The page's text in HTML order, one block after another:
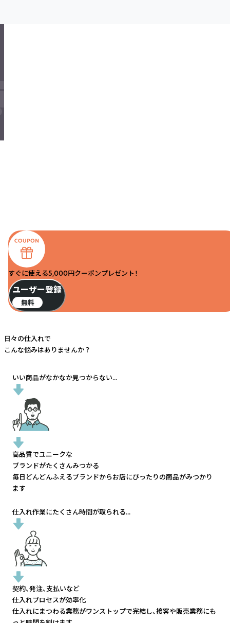
すぐに使える5,000円クーポンプレゼント！
ユーザー登録
無料
日々の仕入れで
こんな悩みはありませんか？
いい商品がなかなか見つからない...
高品質でユニークな
ブランドがたくさんみつかる
毎日どんどんふえるブランドからお店にぴったりの商品がみつかり
ます
仕入れ作業にたくさん時間が取られる...
契約、発注、支払いなど
仕入れプロセスが効率化
仕入れにまつわる業務がワンストップで完結し、接客や販売業務にも